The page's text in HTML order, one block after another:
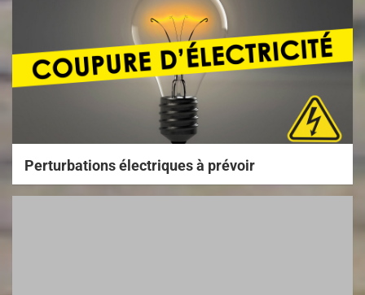
Perturbations électriques à prévoir